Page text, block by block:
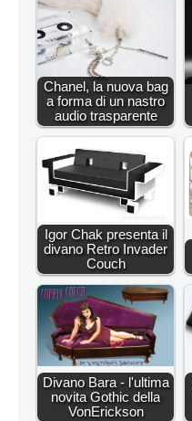
Chanel, la nuova bag
a forma di un nastro
audio trasparente
Igor Chak presenta il
divano Retro Invader
Couch
Divano Bara - l'ultima
novita Gothic della
VonErickson